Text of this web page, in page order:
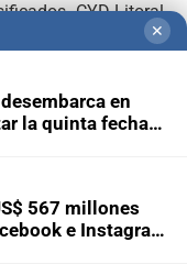
CYD Litoral
SF Puerto Negocios
✕
en
la quinta fecha
567 millones
e Instagram